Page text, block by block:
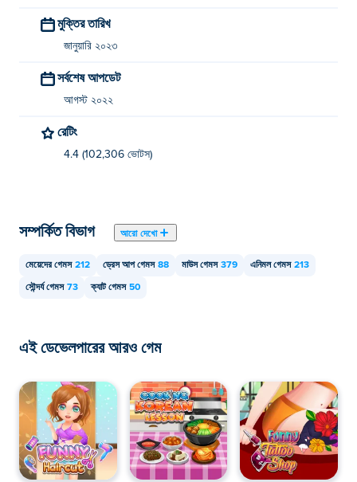
মুক্তির তারিখ
জানুয়ারি ২০২৩
সর্বশেষ আপডেট
আগস্ট ২০২২
রেটিং
4.4 (102,306 ভোটস)
সম্পর্কিত বিভাগ আরো দেখো
মেয়েদের গেমস 212 ড্রেস আপ গেমস 88 মাউস গেমস 379 এনিমল গেমস 213
সৌন্দর্য গেমস 73 ক্যাট গেমস 50
এই ডেভেলপারের আরও গেম